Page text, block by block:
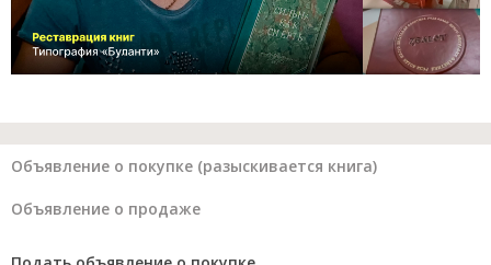
Объявление о покупке (разыскивается книга)
Объявление о продаже